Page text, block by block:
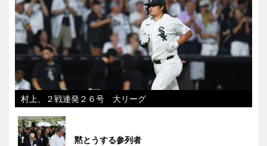
村上、２戦連発２６号 大リーグ
黙とうする参列者